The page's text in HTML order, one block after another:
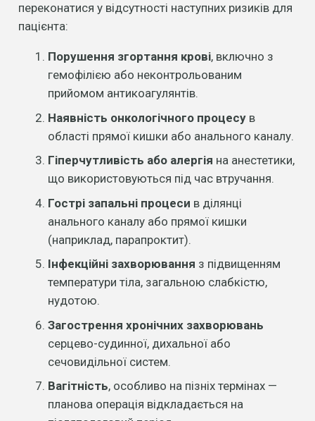
переконатися у відсутності наступних ризиків для
пацієнта:
Порушення згортання крові, включно з
гемофілією або неконтрольованим
прийомом антикоагулянтів.
Наявність онкологічного процесу в
області прямої кишки або анального каналу.
Гіперчутливість або алергія на анестетики,
що використовуються під час втручання.
Гострі запальні процеси в ділянці
анального каналу або прямої кишки
(наприклад, парапроктит).
Інфекційні захворювання з підвищенням
температури тіла, загальною слабкістю,
нудотою.
Загострення хронічних захворювань
серцево-судинної, дихальної або
сечовидільної систем.
Вагітність, особливо на пізніх термінах —
планова операція відкладається на